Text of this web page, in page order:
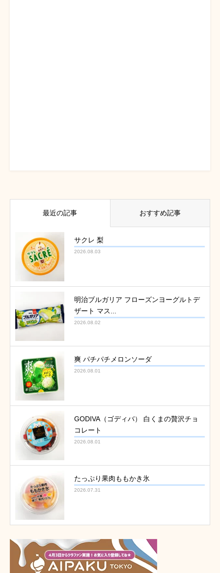
最近の記事 おすすめ記事
サクレ 梨
2026.08.03
明治ブルガリア フローズンヨーグルトデ
ザート マス...
2026.08.02
爽 パチパチメロンソーダ
2026.08.01
GODIVA（ゴディバ） 白くまの贅沢チョ
コレート
2026.08.01
たっぷり果肉ももかき氷
2026.07.31